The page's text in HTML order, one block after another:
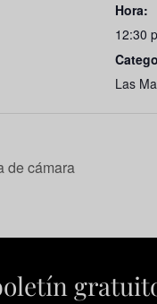
Hora:
12:30
Las
de cámara